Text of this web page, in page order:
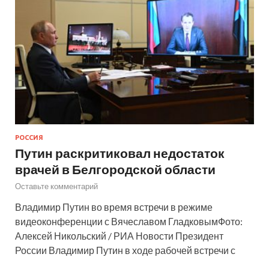
РОССИЯ
Путин раскритиковал недостаток
врачей в Белгородской области
Оставьте комментарий
Владимир Путин во время встречи в режиме
видеоконференции с Вячеславом ГладковымФото:
Алексей Никольский / РИА Новости Президент
России Владимир Путин в ходе рабочей встречи с